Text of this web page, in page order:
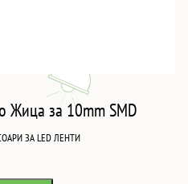
Жица за 10mm SMD
ЗА LED ЛЕНТИ